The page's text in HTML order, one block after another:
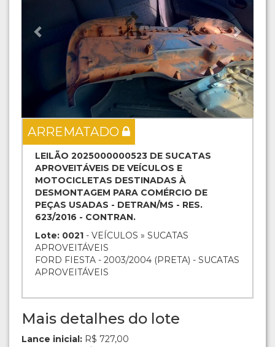
ARREMATADO
LEILÃO 2025000000523 DE SUCATAS
APROVEITÁVEIS DE VEÍCULOS E
MOTOCICLETAS DESTINADAS À
DESMONTAGEM PARA COMÉRCIO DE
PEÇAS USADAS - DETRAN/MS - RES.
623/2016 - CONTRAN.
Lote: 0021 - VEÍCULOS » SUCATAS
APROVEITÁVEIS
FORD FIESTA - 2003/2004 (PRETA) - SUCATAS
APROVEITÁVEIS
Mais detalhes do lote
Lance inicial: R$ 727,00